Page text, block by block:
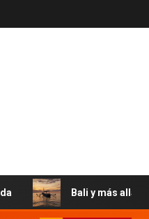
Bali y más allá: el eterno